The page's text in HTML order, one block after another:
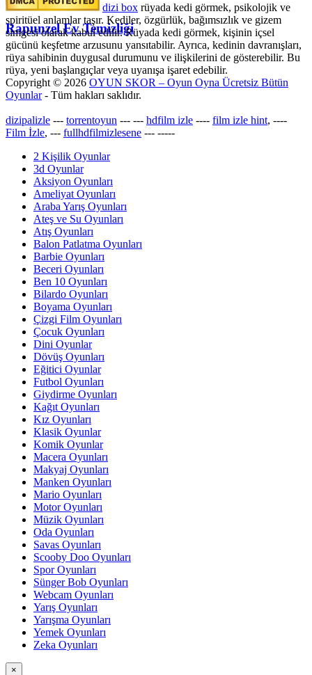
Rapunzel Ev Temizliği
dizi box rüyada kedi görmek​, psikolojik ve
spiritüel anlamlar taşır. Kediler, özgürlük, bağımsızlık ve gizem
simgesi olarak kabul edilir. Rüyada kedi görmek, kişinin içsel
gücünü keşfetme arzusunu yansıtabilir. Ayrıca, kedinin davranışları,
rüya sahibinin duygusal durumunu ve ilişkilerini de gösterebilir. Bu
rüya, yeni başlangıçlar veya uyanışa işaret edebilir.
Copyright © 2026 OYUN SKOR – Oyun Oyna Ücretsiz Bütün
Oyunlar- Tüm hakları saklıdır.
dizipalizle --- torrentoyun --- --- hdfilm izle ---- film izle hint, ----
Film İzle, --- fullhdfilmizlesene --- -----
2 Kişilik Oyunlar
3d Oyunlar
Aksiyon Oyunları
Ameliyat Oyunları
Araba Yarış Oyunları
Ateş ve Su Oyunları
Atış Oyunları
Balon Patlatma Oyunları
Barbie Oyunları
Beceri Oyunları
Ben 10 Oyunları
Bilardo Oyunları
Boyama Oyunları
Çizgi Film Oyunları
Çocuk Oyunları
Dini Oyunlar
Dövüş Oyunları
Eğitici Oyunlar
Futbol Oyunları
Giydirme Oyunları
Kağıt Oyunları
Kız Oyunları
Klasik Oyunlar
Komik Oyunlar
Macera Oyunları
Makyaj Oyunları
Manken Oyunları
Mario Oyunları
Motor Oyunları
Müzik Oyunları
Oda Oyunları
Savas Oyunları
Scooby Doo Oyunları
Spor Oyunları
Sünger Bob Oyunları
Webcam Oyunları
Yarış Oyunları
Yarışma Oyunları
Yemek Oyunları
Zeka Oyunları
×